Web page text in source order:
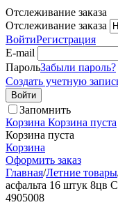
Отслеживание заказа
Отслеживание заказа
ВойтиРегистрация
E-mail
ПарольЗабыли пароль?
Создать учетную
Войти
Запомнить
Корзина Корзина пуста
Корзина пуста
Корзина
Оформить заказ
Главная/Летние товары
асфальта 16 штук 8цв
4905008